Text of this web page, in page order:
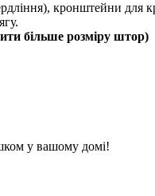
кронштейни
більше розміру штор)
у вашому домі!